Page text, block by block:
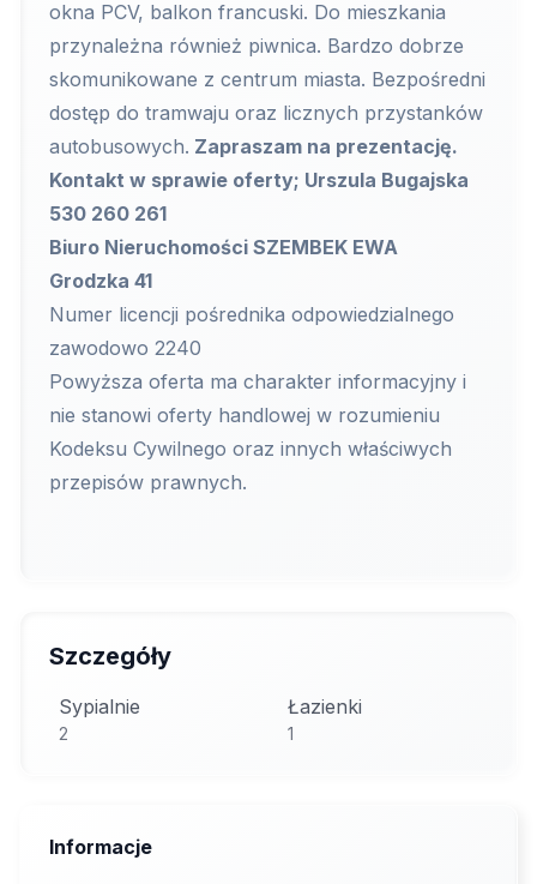
okna PCV, balkon francuski. Do mieszkania
przynależna również piwnica. Bardzo dobrze
skomunikowane z centrum miasta. Bezpośredni
dostęp do tramwaju oraz licznych przystanków
autobusowych. Zapraszam na prezentację.
Kontakt w sprawie oferty; Urszula Bugajska
530 260 261
Biuro Nieruchomości SZEMBEK EWA
Grodzka 41
Numer licencji pośrednika odpowiedzialnego
zawodowo 2240
Powyższa oferta ma charakter informacyjny i
nie stanowi oferty handlowej w rozumieniu
Kodeksu Cywilnego oraz innych właściwych
przepisów prawnych.
Szczegóły
Sypialnie
2
Łazienki
1
Informacje